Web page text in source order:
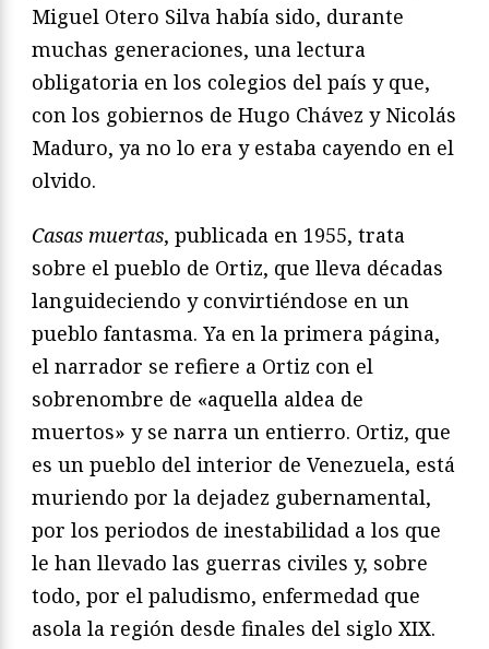
Miguel Otero Silva había sido, durante
muchas generaciones, una lectura
obligatoria en los colegios del país y que,
con los gobiernos de Hugo Chávez y Nicolás
Maduro, ya no lo era y estaba cayendo en el
olvido.
Casas muertas, publicada en 1955, trata
sobre el pueblo de Ortiz, que lleva décadas
languideciendo y convirtiéndose en un
pueblo fantasma. Ya en la primera página,
el narrador se refiere a Ortiz con el
sobrenombre de «aquella aldea de
muertos» y se narra un entierro. Ortiz, que
es un pueblo del interior de Venezuela, está
muriendo por la dejadez gubernamental,
por los periodos de inestabilidad a los que
le han llevado las guerras civiles y, sobre
todo, por el paludismo, enfermedad que
asola la región desde finales del siglo XIX.